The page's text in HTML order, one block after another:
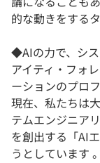
的な動きをする
◆AIの力で、シ
アイティ・フォ
ーションのプロ
現在、私たちは
テムエンジニア
を創出する「AI
うとしています 。